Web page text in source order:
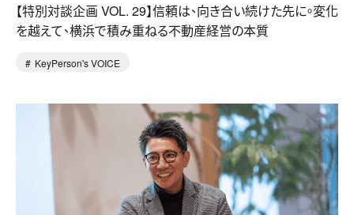
【特別対談企画 VOL. 29】信頼は、向き合い続けた先に。変化
を越えて、横浜で積み重ねる不動産経営の本質
KeyPerson's VOICE